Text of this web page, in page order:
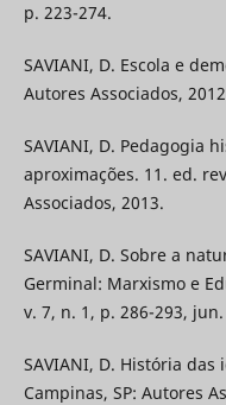
p. 223-274.
SAVIANI, D. Escola e
Autores Associados,
SAVIANI, D. Pedagogia
aproximações. 11. ed.
Associados, 2013.
SAVIANI, D. Sobre a
Germinal: Marxismo e
v. 7, n. 1, p. 286-293,
SAVIANI, D. História
Campinas, SP: Autores